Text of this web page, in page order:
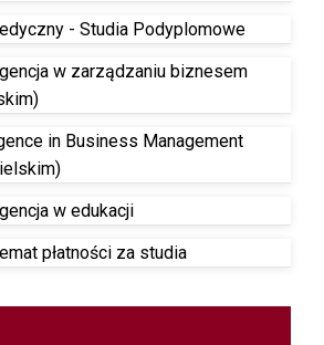
- Studia Podyplomowe
w zarządzaniu biznesem
in Business Management
w edukacji
płatności za studia